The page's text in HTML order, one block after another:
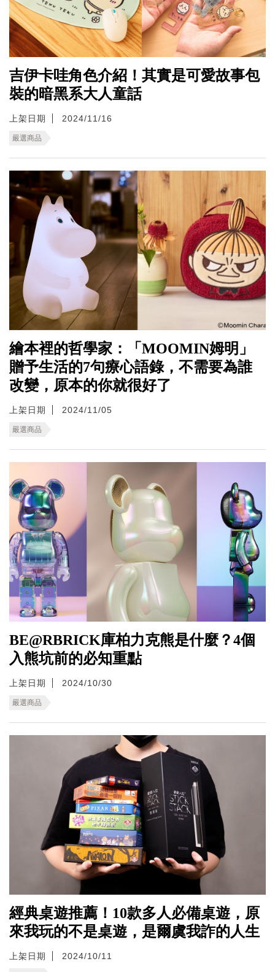
吉伊卡哇角色介紹！其實是可愛故事包
裝的暗黑系大人童話
上架日期 2024/11/16
嚴選商品
繪本裡的哲學家：「MOOMIN姆明」
贈予生活的7句療心語錄，不需要為誰
改變，原本的你就很好了
上架日期 2024/11/05
嚴選商品
BE@RBRICK庫柏力克熊是什麼？4個
入熊坑前的必知重點
上架日期 2024/10/30
嚴選商品
經典桌遊推薦！10款多人必備桌遊，原
來我玩的不是桌遊，是爾虞我詐的人生
上架日期 2024/10/11